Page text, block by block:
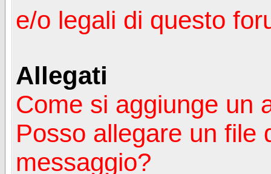
e/o legali di questo
Allegati
Come si aggiunge un
Posso allegare un file
messaggio?